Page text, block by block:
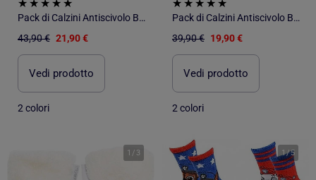
Pack di Calzini Antiscivolo Bambino LILO & STITCH (Confezione da 2)
43,90 € 21,90 €
Vedi prodotto
2 colori
Pack di Calzini Antiscivolo Bambino LILO & STITCH (Confezione da 2)
39,90 € 19,90 €
Vedi prodotto
2 colori
1 / 3 1/5